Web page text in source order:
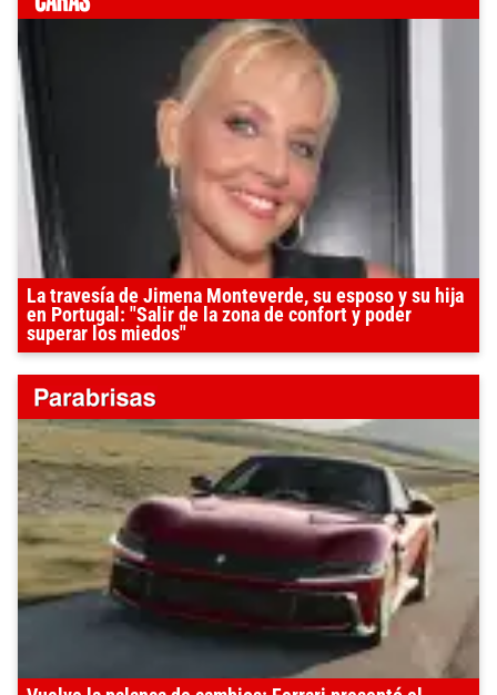
La travesía de Jimena Monteverde, su esposo y su hija
en Portugal: "Salir de la zona de confort y poder
superar los miedos"